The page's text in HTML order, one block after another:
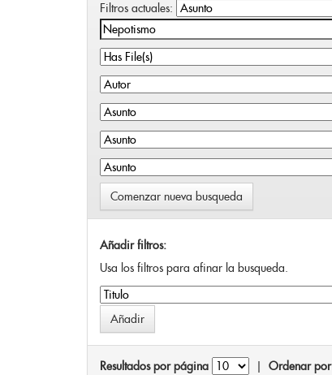
Filtros actuales:
Comenzar nueva busqueda
Añadir filtros:
Usa los filtros para afinar la busqueda.
Resultados por página Ordenar por